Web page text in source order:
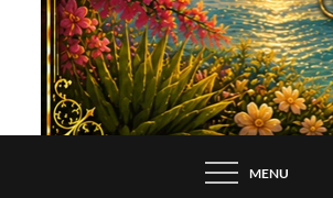
MENU